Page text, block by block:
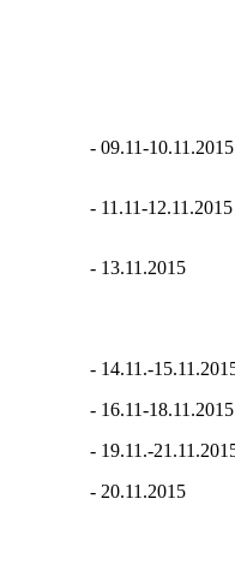
- 09.11-10.11.2015
- 11.11-12.11.2015
- 13.11.2015
- 14.11.-
- 16.11-18.11.2015
- 19.11.-
- 20.11.2015